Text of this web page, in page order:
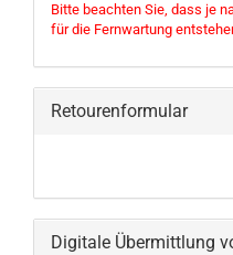
Bitte beachten Sie, dass je
für die Fernwartung
Retourenformular
Digitale Übermittlung